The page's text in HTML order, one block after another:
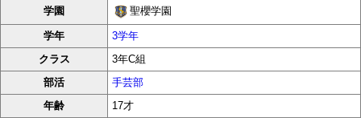
学園 聖櫻学園
学年
3学年
クラス
3年C組
部活
手芸部
年齢
17才